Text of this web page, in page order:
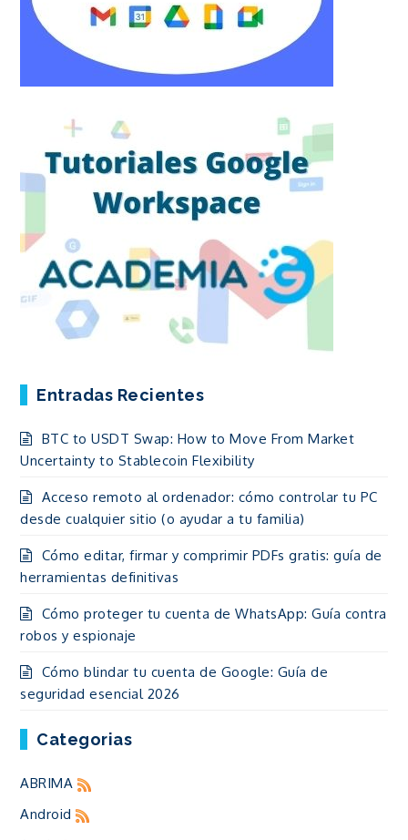
Entradas Recientes
BTC to USDT Swap: How to Move From Market
Uncertainty to Stablecoin Flexibility
Acceso remoto al ordenador: cómo controlar tu PC
desde cualquier sitio (o ayudar a tu familia)
Cómo editar, firmar y comprimir PDFs gratis: guía de
herramientas definitivas
Cómo proteger tu cuenta de WhatsApp: Guía contra
robos y espionaje
Cómo blindar tu cuenta de Google: Guía de
seguridad esencial 2026
Categorias
ABRIMA
Android